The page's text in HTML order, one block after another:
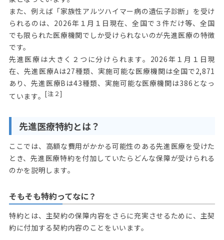
また、例えば「家族性アルツハイマー病の遺伝子診断」を受け
られるのは、2026年１月１日現在、全国で３件だけ等、全国
でも限られた医療機関でしか受けられないのが先進医療の特徴
です。
先進医療は大きく２つに分けられます。2026年１月１日現
在、先進医療Aは27種類、実施可能な医療機関は全国で2,871
あり、先進医療Bは43種類、実施可能な医療機関は386となっ
ています。[注２]
先進医療特約とは？
ここでは、高額な費用がかかる可能性のある先進医療を受けた
とき、先進医療特約を付加していたらどんな保障が受けられる
のかを説明します。
そもそも特約ってなに？
特約とは、主契約の保障内容をさらに充実させるために、主契
約に付加する契約内容のことをいいます。